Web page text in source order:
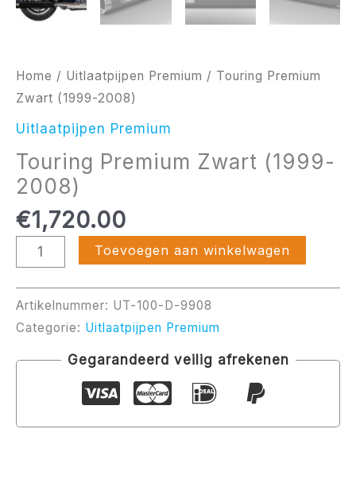
Home / Uitlaatpijpen Premium / Touring Premium
Zwart (1999-2008)
Uitlaatpijpen Premium
Touring Premium Zwart (1999-
2008)
€1,720.00
Toevoegen aan winkelwagen
Artikelnummer: UT-100-D-9908
Categorie: Uitlaatpijpen Premium
Gegarandeerd veilig afrekenen